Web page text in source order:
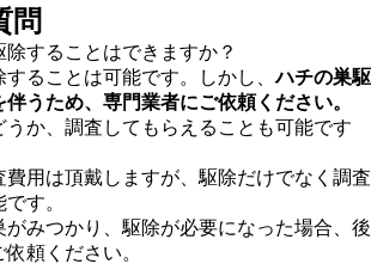
問
することはできますか？
することは可能です。しかし、ハチの巣駆
うため、専門業者にご依頼ください。
か、調査してもらえることも可能です
費用は頂戴しますが、駆除だけでなく調査
す。
みつかり、駆除が必要になった場合、後
頼ください。